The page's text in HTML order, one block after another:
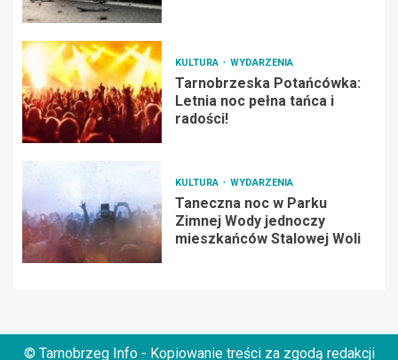
KULTURA WYDARZENIA
Tarnobrzeska Potańcówka:
Letnia noc pełna tańca i
radości!
KULTURA WYDARZENIA
Taneczna noc w Parku
Zimnej Wody jednoczy
mieszkańców Stalowej Woli
© Tarnobrzeg Info - Kopiowanie treści za zgodą redakcji